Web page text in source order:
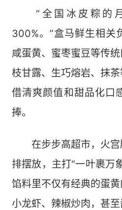
“全国冰皮粽的月
300%。”盒马鲜生相关
咸蛋黄、蜜枣蜜豆等传
枝甘露、生巧熔岩、抹
借清爽颜值和甜品化口
捧。
在步步高超市，火宫
排摆放，主打“一叶裹万
馅料里不仅有经典的蛋
小龙虾、辣椒炒肉，甚至